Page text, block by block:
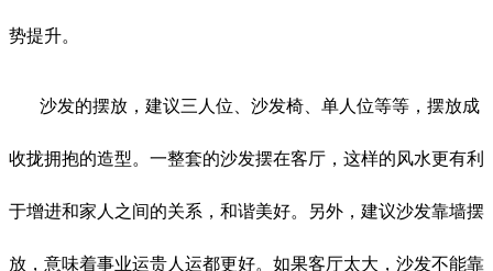
势提升。
沙发的摆放，建议三人位、沙发椅、单人位等等，摆放成
收拢拥抱的造型。一整套的沙发摆在客厅，这样的风水更有利
于增进和家人之间的关系，和谐美好。另外，建议沙发靠墙摆
放，意味着事业运贵人运都更好。如果客厅太大，沙发不能靠